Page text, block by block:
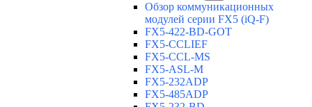
Обзор коммуникационных
модулей серии FX5 (iQ-F)
FX5-422-BD-GOT
FX5-CCLIEF
FX5-CCL-MS
FX5-ASL-M
FX5-232ADP
FX5-485ADP